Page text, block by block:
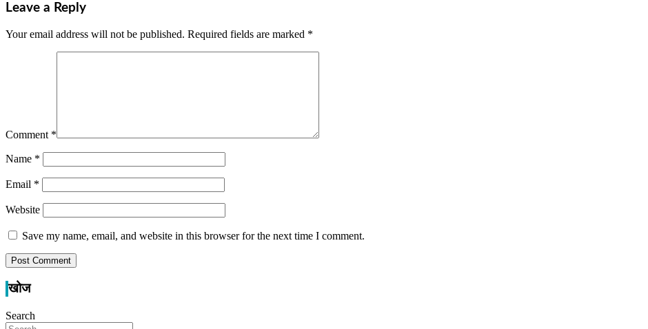
Leave a Reply
Your email address will not be published. Required fields are marked *
Comment *
Name *
Email *
Website
Save my name, email, and website in this browser for the next time I comment.
खोज
Search